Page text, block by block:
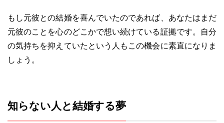
もし元彼との結婚を喜んでいたのであれば、あなたはまだ
元彼のことを心のどこかで想い続けている証拠です。自分
の気持ちを抑えていたという人もこの機会に素直になりま
しょう。
知らない人と結婚する夢